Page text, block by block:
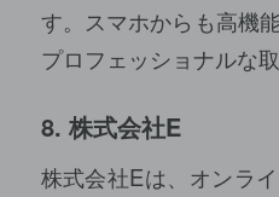
す。スマホからも高機
プロフェッショナルな
8. 株式会社E
株式会社Eは、オンラ